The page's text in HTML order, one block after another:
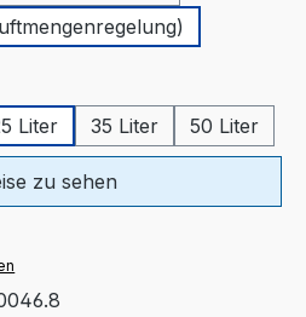
Liter 35 Liter 50 Liter
zu sehen